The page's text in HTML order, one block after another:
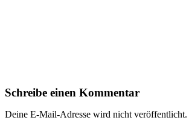
Schreibe einen Kommentar
Deine E-Mail-Adresse wird nicht veröffentlicht.